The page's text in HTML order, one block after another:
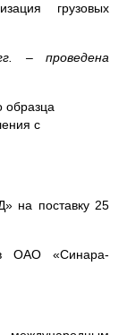
грузовых
– проведена
образца
с
на поставку 25
ОАО «Синара-